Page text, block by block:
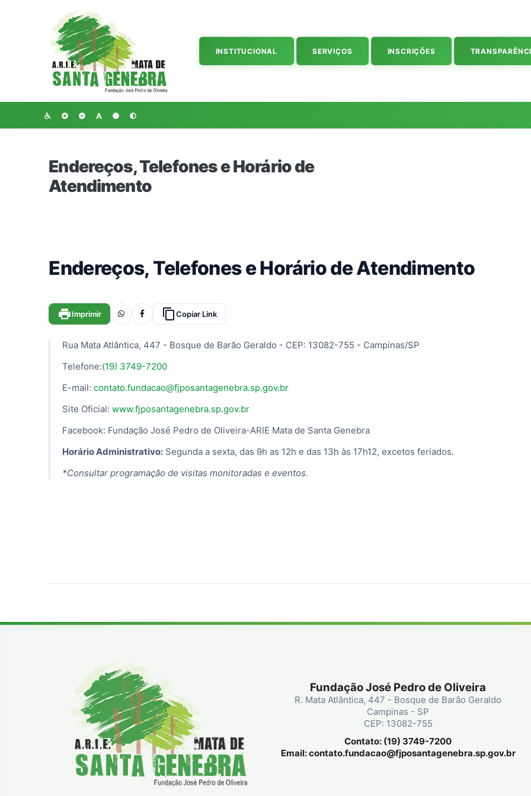
INSTITUCIONAL SERVIÇOS INSCRIÇÕES
Endereços, Telefones e Horário de
Atendimento
Endereços, Telefones e Horário de Atendimento
print Imprimir content_copyCopiar Link
Rua Mata Atlântica, 447 - Bosque de Barão Geraldo - CEP: 13082-755 - Campinas/SP
Telefone:(19) 3749-7200
E-mail:contato.fundacao@fjposantagenebra.sp.gov.br
Site Oficial:www.fjposantagenebra.sp.gov.br
Facebook: Fundação José Pedro de Oliveira-ARIE Mata de Santa Genebra
Horário Administrativo: Segunda a sexta, das 9h as 12h e das 13h às 17h12, excetos feriados.
*Consultar programação de visitas monitoradas e eventos.
Fundação José Pedro de Oliveira
R. Mata Atlântica, 447 - Bosque de Barão Geraldo
Campinas - SP
CEP: 13082-755
Contato: (19) 3749-7200
Email:contato.fundacao@fjposantagenebra.sp.gov.br